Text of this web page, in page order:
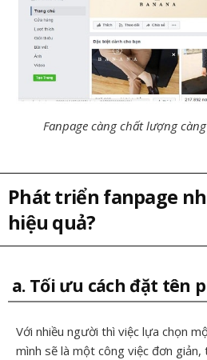
Fanpage càng chất lượng
Phát triển fanpage
hiệu quả?
a. Tối ưu cách đặt tên
Với nhiều người thì việc lựa chọn
mình sẽ là một công việc đơn